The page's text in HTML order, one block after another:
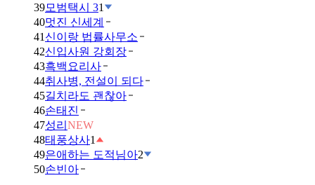
39모범택시 31
40멋진 신세계
41 신이랑 법률사무소
42신입사원 강회장
43흑백요리사
44취사병, 전설이 되다
45길치라도 괜찮아
46손태진
47성리 NEW
48태풍상사1
49은애하는 도적님아2
50손빈아